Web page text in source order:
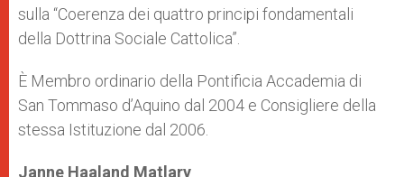
sulla “Coerenza dei quattro principi fondamentali
della Dottrina Sociale Cattolica”.
È Membro ordinario della Pontificia Accademia di
San Tommaso d’Aquino dal 2004 e Consigliere della
stessa Istituzione dal 2006.
Janne Haaland Matlary